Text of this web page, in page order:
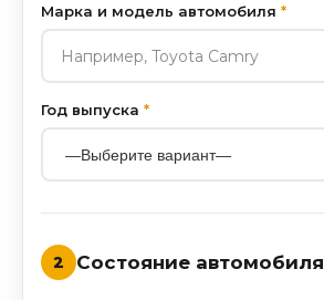
Марка и модель автомобиля *
Год выпуска *
2 Состояние автомобиля